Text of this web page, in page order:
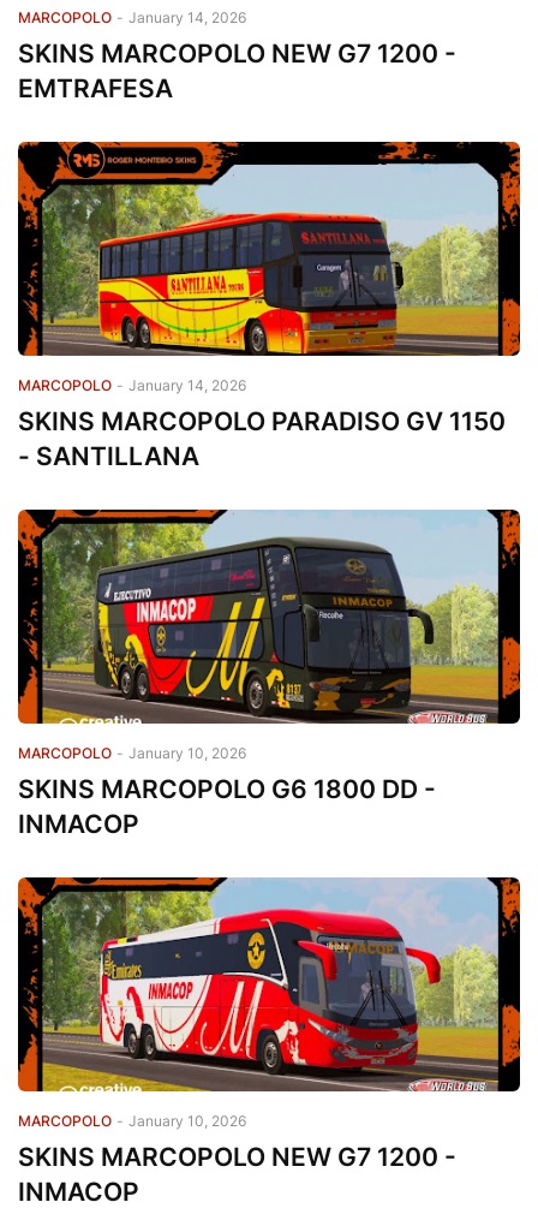
MARCOPOLO - January 14, 2026
SKINS MARCOPOLO NEW G7 1200 -
EMTRAFESA
MARCOPOLO - January 14, 2026
SKINS MARCOPOLO PARADISO GV 1150
- SANTILLANA
MARCOPOLO - January 10, 2026
SKINS MARCOPOLO G6 1800 DD -
INMACOP
MARCOPOLO - January 10, 2026
SKINS MARCOPOLO NEW G7 1200 -
INMACOP